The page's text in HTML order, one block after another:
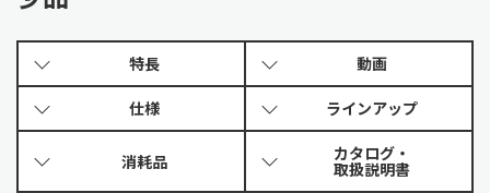
特長 動画
仕様 ラインアップ
消耗品 カタログ・
取扱説明書